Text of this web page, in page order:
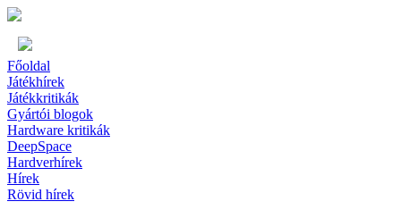
Főoldal
Játékhírek
Játékkritikák
Gyártói blogok
Hardware kritikák
DeepSpace
Hardverhírek
Hírek
Rövid hírek